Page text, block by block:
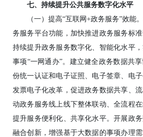
七、持续提升公共服务数字化水平
（一）提高“互联网+政务服务”效能
务服务平台功能，加快推进政务服务标
持续提升政务服务数字化、智能化水平
事项“一网通办”。建立健全政务数据共
份统一认证和电子证照、电子签章、电
发票电子化改革，促进政务数据共享、
动政务服务线上线下整体联动、全流程
提升服务便利化、共享化水平。开展政
融合创新，增强基于大数据的事项办理